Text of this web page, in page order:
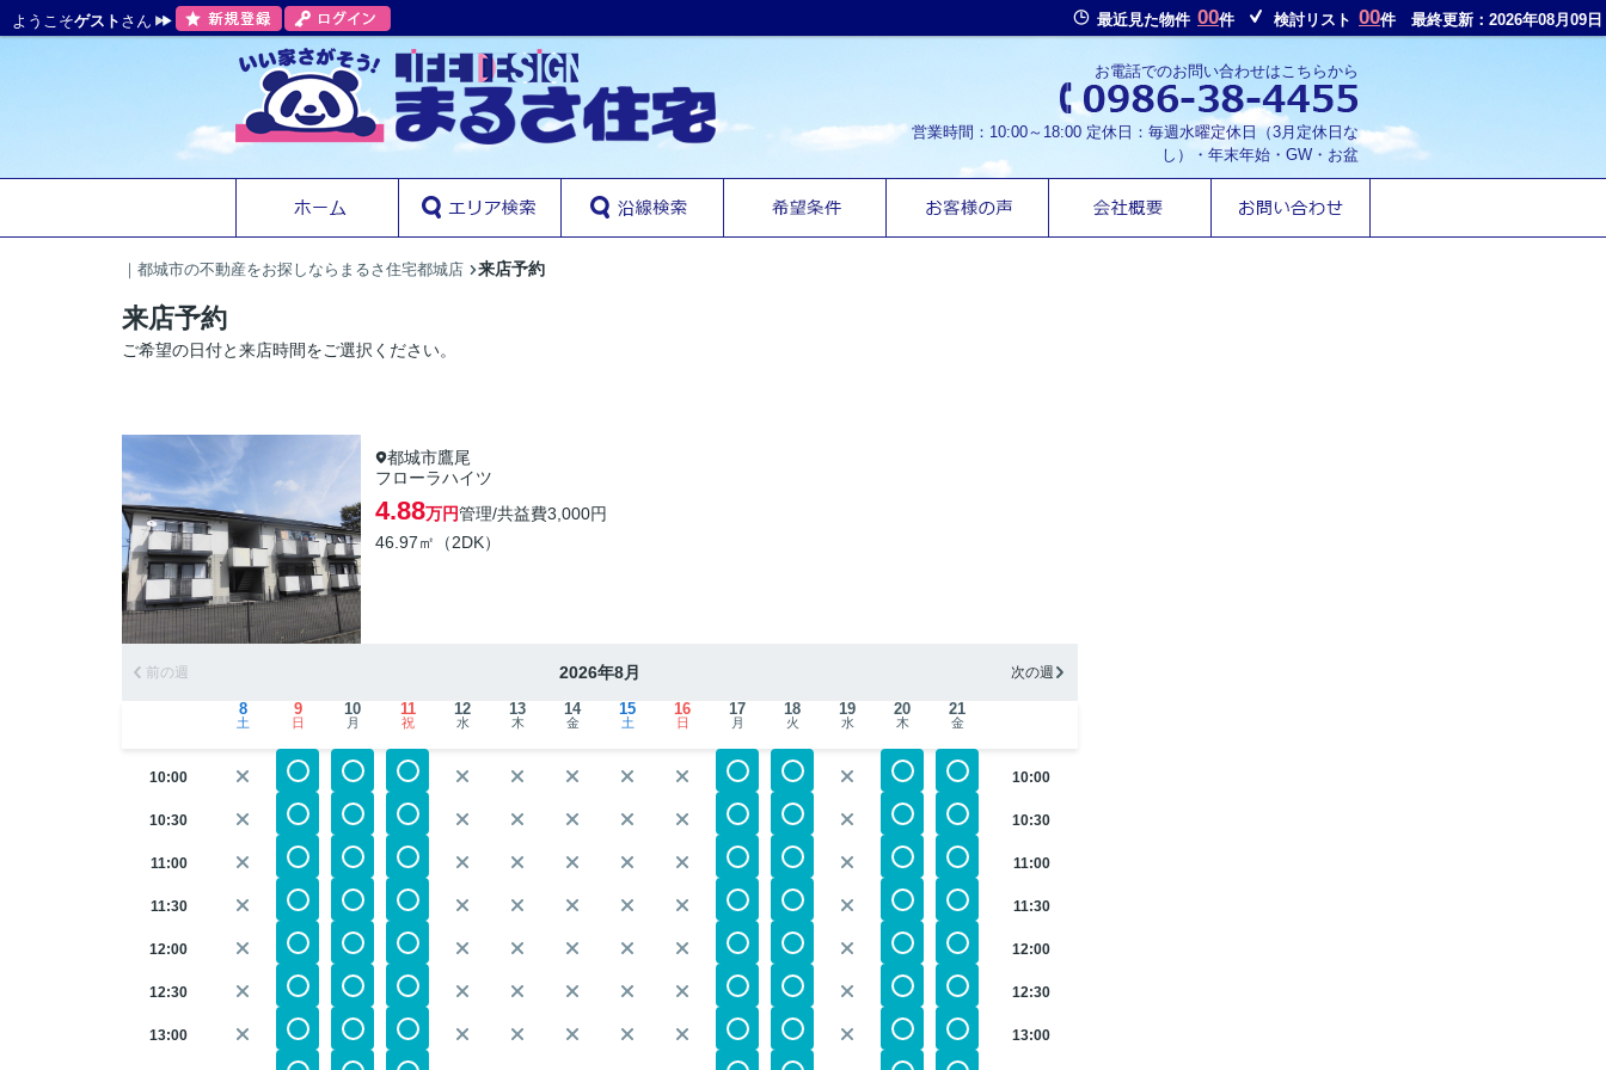
ようこそゲスト さん 最近見た物件 00件 検討リスト 00件 最終更新：2026年08月09日
お電話でのお問い合わせはこちらから
営業時間：10:00～18:00 定休日：毎週水曜定休日（3月定休日な
し）・年末年始・GW・お盆
｜都城市の不動産をお探しならまるさ住宅都城店 来店予約
来店予約
ご希望の日付と来店時間をご選択ください。
都城市鷹尾
フローラハイツ
4.88万円管理/共益費3,000円
46.97㎡（2DK）
前の週 2026年8月 次の週
8
土
9
日
10
月
11
祝
12
水
13
木
14
金
15
土
16
日
17
月
18
火
19
水
20
木
21
金
10:00 10:00
10:30 10:30
11:00 11:00
11:30 11:30
12:00 12:00
12:30 12:30
13:00 13:00